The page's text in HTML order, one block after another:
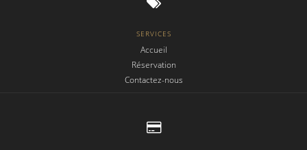
SERVICES
Accueil
Réservation
Contactez-nous